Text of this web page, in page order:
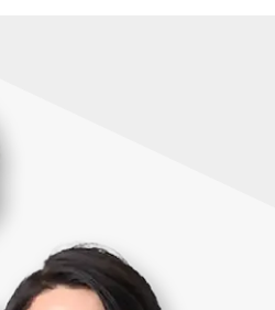
キトルくん』
ん』
リトルくん』
くん』
長』
アル』
トル』